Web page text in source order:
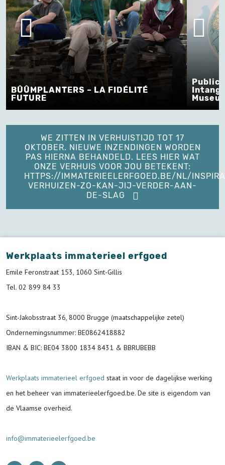
BÛÛMPLANTERS – LA FIDÉLITÉ
FUTURE
WE ZITTEN IN VERHUISTIJD TOT 17
OKTOBER. NIEUWE INZENDINGEN WORDEN
PAS HIERNA BEHANDELD. LEES HIER WAT
ONZE VERHUIS VOOR JOU BETEKENT:
HTTPS://IMMATERIEELERFGOED.BE/NL/
VERHUIZEN-ZO-KAN-JIJ-VERDER-AAN-
DE-SLAG
Werkplaats immaterieel erfgoed
Emile Feronstraat 153, 1060 Sint-Gillis
Tel. 02 899 84 33
Sint-Jakobsstraat 36, 8000 Brugge (maatschappelijke zetel)
Ondernemingsnummer: BE0862418882
IBAN & BIC: BE04 3800 1834 8431 & BBRUBEBB
Werkplaats immaterieel erfgoed staat in voor de dagelijkse werking
en het beheer van immaterieelerfgoed.be. De site is eigendom van
de Vlaamse overheid.
info@immaterieelerfgoed.be